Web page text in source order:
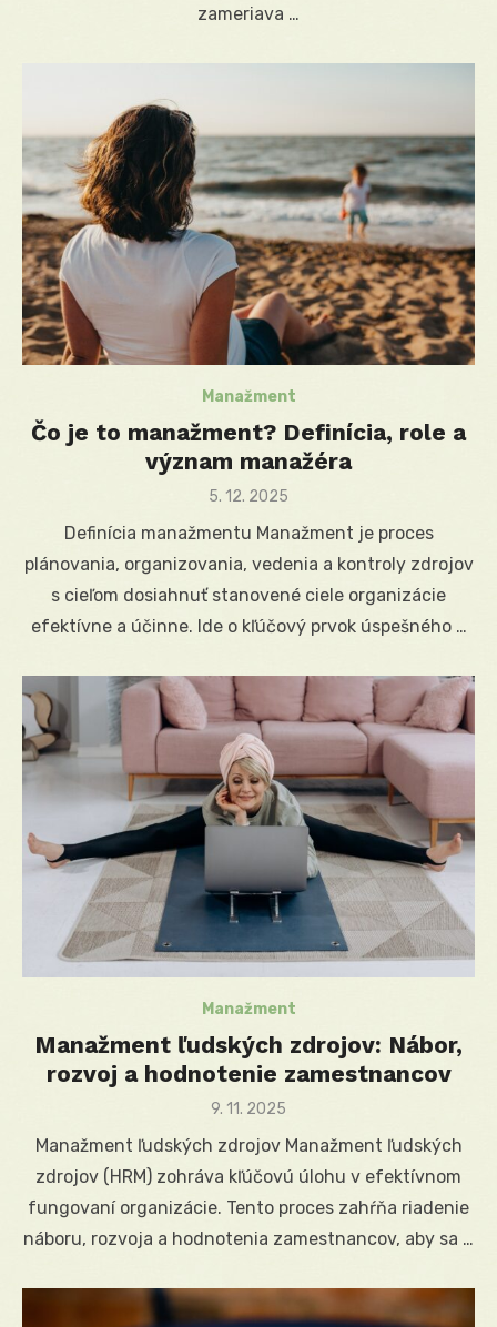
zameriava …
Manažment
Čo je to manažment? Definícia, role a
význam manažéra
Posted
5. 12. 2025
Definícia manažmentu Manažment je proces
plánovania, organizovania, vedenia a kontroly zdrojov
s cieľom dosiahnuť stanovené ciele organizácie
efektívne a účinne. Ide o kľúčový prvok úspešného …
Manažment
Manažment ľudských zdrojov: Nábor,
rozvoj a hodnotenie zamestnancov
Posted
9. 11. 2025
Manažment ľudských zdrojov Manažment ľudských
zdrojov (HRM) zohráva kľúčovú úlohu v efektívnom
fungovaní organizácie. Tento proces zahŕňa riadenie
náboru, rozvoja a hodnotenia zamestnancov, aby sa …